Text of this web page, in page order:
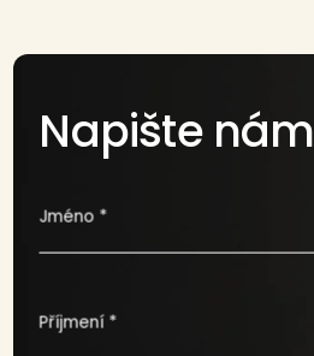
Napište nám
Jméno *
Příjmení *